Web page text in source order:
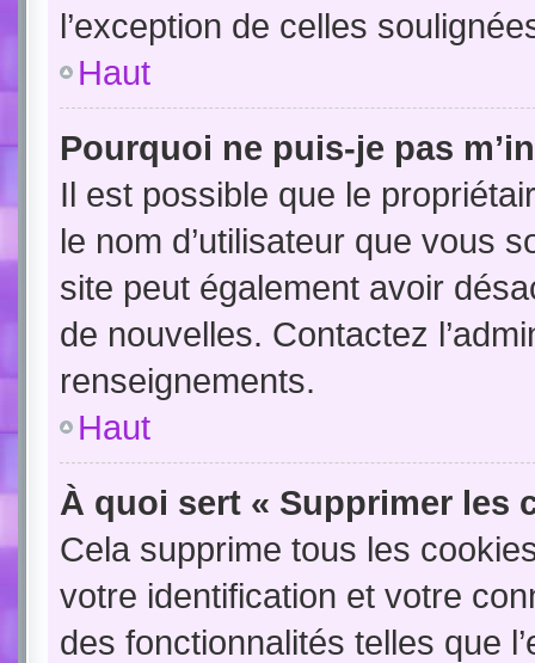
l’exception de celles
Haut
Pourquoi ne puis-je pas
Il est possible que le
le nom d’utilisateur que vous
site peut également avoir
de nouvelles. Contactez
renseignements.
Haut
À quoi sert « Supprimer les
Cela supprime tous les
votre identification et votre
des fonctionnalités telles que